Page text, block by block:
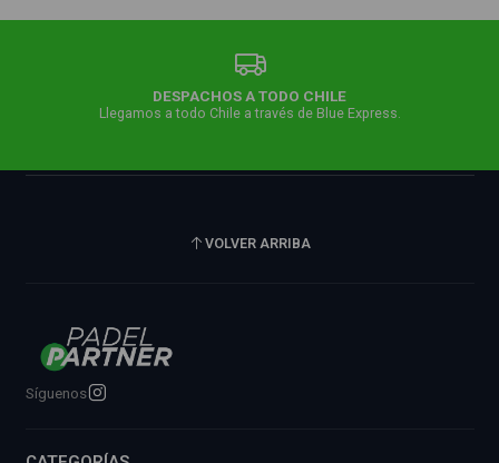
DESPACHOS A TODO CHILE
Llegamos a todo Chile a través de Blue Express.
VOLVER ARRIBA
Síguenos